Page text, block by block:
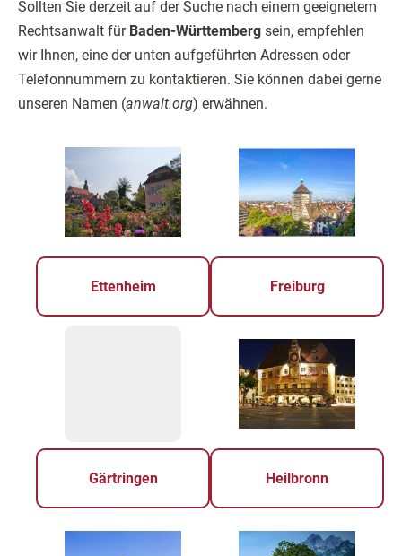
Sollten Sie derzeit auf der Suche nach einem geeignetem
Rechtsanwalt für Baden-Württemberg sein, empfehlen
wir Ihnen, eine der unten aufgeführten Adressen oder
Telefonnummern zu kontaktieren. Sie können dabei gerne
unseren Namen (anwalt.org) erwähnen.
Ettenheim Freiburg
Gärtringen Heilbronn